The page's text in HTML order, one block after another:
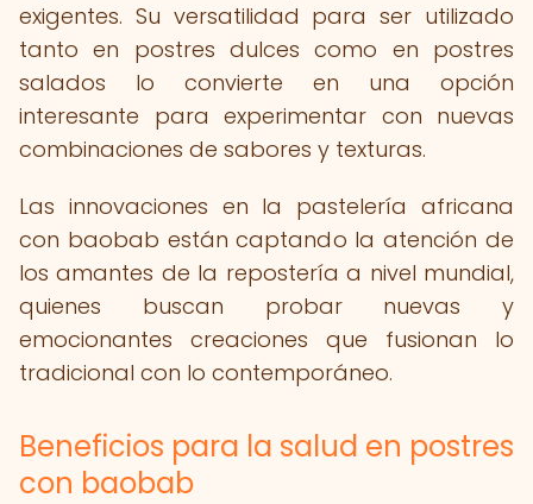
exigentes. Su versatilidad para ser utilizado
tanto en postres dulces como en postres
salados lo convierte en una opción
interesante para experimentar con nuevas
combinaciones de sabores y texturas.
Las innovaciones en la pastelería africana
con baobab están captando la atención de
los amantes de la repostería a nivel mundial,
quienes buscan probar nuevas y
emocionantes creaciones que fusionan lo
tradicional con lo contemporáneo.
Beneficios para la salud en postres
con baobab